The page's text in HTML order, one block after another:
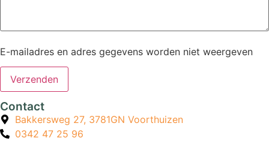
E-mailadres en adres gegevens worden niet weergeven
Contact
Bakkersweg 27, 3781GN Voorthuizen
0342 47 25 96